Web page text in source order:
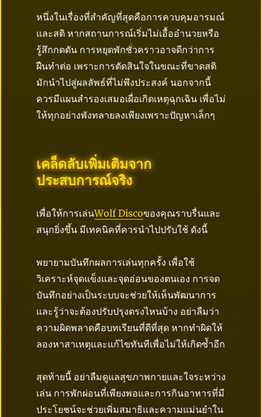
หนึ่งในเรื่องที่สำคัญที่สุดคือการควบคุมอารมณ์
และสติ หากสถานการณ์เริ่มไม่เอื้ออำนวยหรือ
รู้สึกกดดัน การหยุดพักชั่วคราวอาจดีกว่าการ
ฝืนทำต่อ เพราะการตัดสินใจในขณะที่ขาดสติ
มักนำไปสู่ผลลัพธ์ที่ไม่พึงประสงค์ นอกจากนี้
ควรมีแผนสำรองเสมอเผื่อเกิดเหตุฉุกเฉิน เพื่อไม่
ให้ทุกอย่างพังทลายลงเพียงเพราะปัญหาเล็กๆ
เคล็ดลับเพิ่มเติมจาก
ประสบการณ์จริง
เพื่อให้การเล่นWolf Discoของคุณราบรื่นและ
สนุกยิ่งขึ้น มีเทคนิคที่ควรนำไปปรับใช้ ดังนี้
พยายามบันทึกผลการเล่นทุกครั้ง เพื่อใช้
วิเคราะห์จุดแข็งและจุดอ่อนของตนเอง การจด
บันทึกอย่างเป็นระบบจะช่วยให้เห็นพัฒนาการ
และรู้ว่าจะต้องปรับปรุงตรงไหนบ้าง อย่าลืมว่า
ความผิดพลาดคือบทเรียนที่ดีที่สุด หากทำผิดให้
ลองหาสาเหตุและแก้ไขทันทีเพื่อไม่ให้เกิดซ้ำอีก
สุดท้ายนี้ อย่าลืมดูแลสุขภาพกายและใจระหว่าง
เล่น การพักผ่อนที่เพียงพอและการกินอาหารที่มี
ประโยชน์จะช่วยเพิ่มสมาธิและความแม่นยำใน